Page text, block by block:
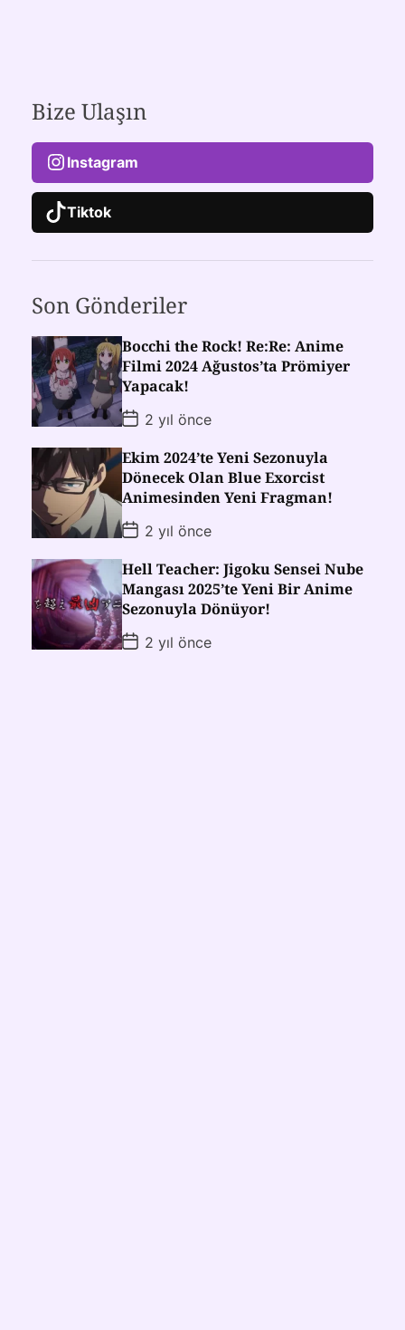
Bize Ulaşın
Instagram
Tiktok
Son Gönderiler
Bocchi the Rock! Re:Re: Anime
Filmi 2024 Ağustos’ta Prömiyer
Yapacak!
2 yıl önce
Ekim 2024’te Yeni Sezonuyla
Dönecek Olan Blue Exorcist
Animesinden Yeni Fragman!
2 yıl önce
Hell Teacher: Jigoku Sensei Nube
Mangası 2025’te Yeni Bir Anime
Sezonuyla Dönüyor!
2 yıl önce